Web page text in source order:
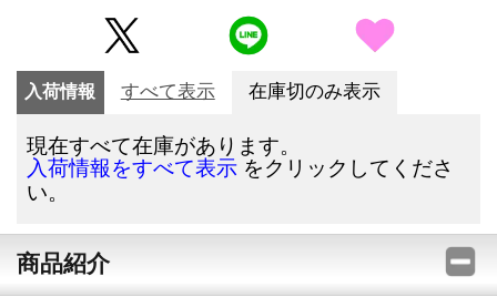
入荷情報 すべて表示 在庫切のみ表示
現在すべて在庫があります。
入荷情報をすべて表示 をクリックしてくださ
い。
商品紹介